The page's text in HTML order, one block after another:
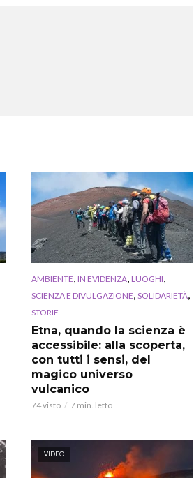
AMBIENTE, IN EVIDENZA, LUOGHI,
SCIENZA E DIVULGAZIONE, SOLIDARIETÀ,
STORIE
Etna, quando la scienza è
accessibile: alla scoperta,
con tutti i sensi, del
magico universo
vulcanico
74 visto 7 min. letto
VIDEO